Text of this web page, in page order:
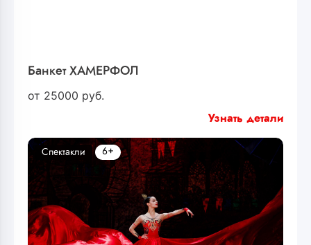
Банкет ХАМЕРФОЛ
от 25000 руб.
Узнать детали
Спектакли 6+